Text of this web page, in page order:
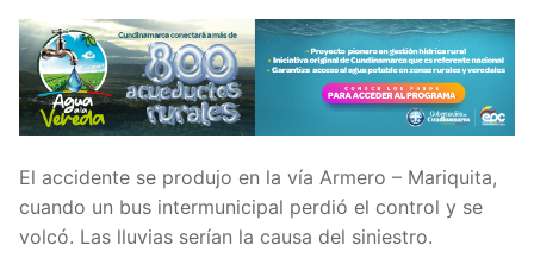
El accidente se produjo en la vía Armero – Mariquita,
cuando un bus intermunicipal perdió el control y se
volcó. Las lluvias serían la causa del siniestro.